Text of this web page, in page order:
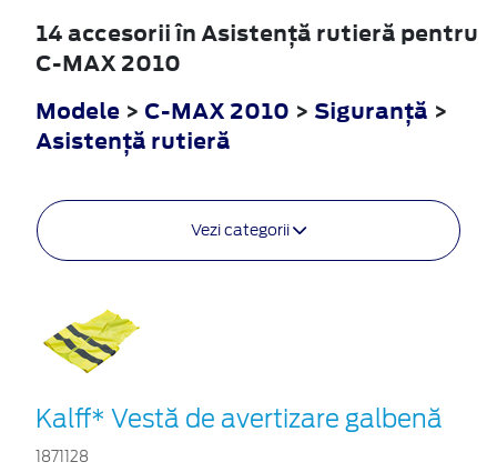
14 accesorii în Asistenţă rutieră pentru
C-MAX 2010
Modele > C-MAX 2010 > Siguranţă >
Asistenţă rutieră
Vezi categorii
Kalff* Vestă de avertizare galbenă
1871128